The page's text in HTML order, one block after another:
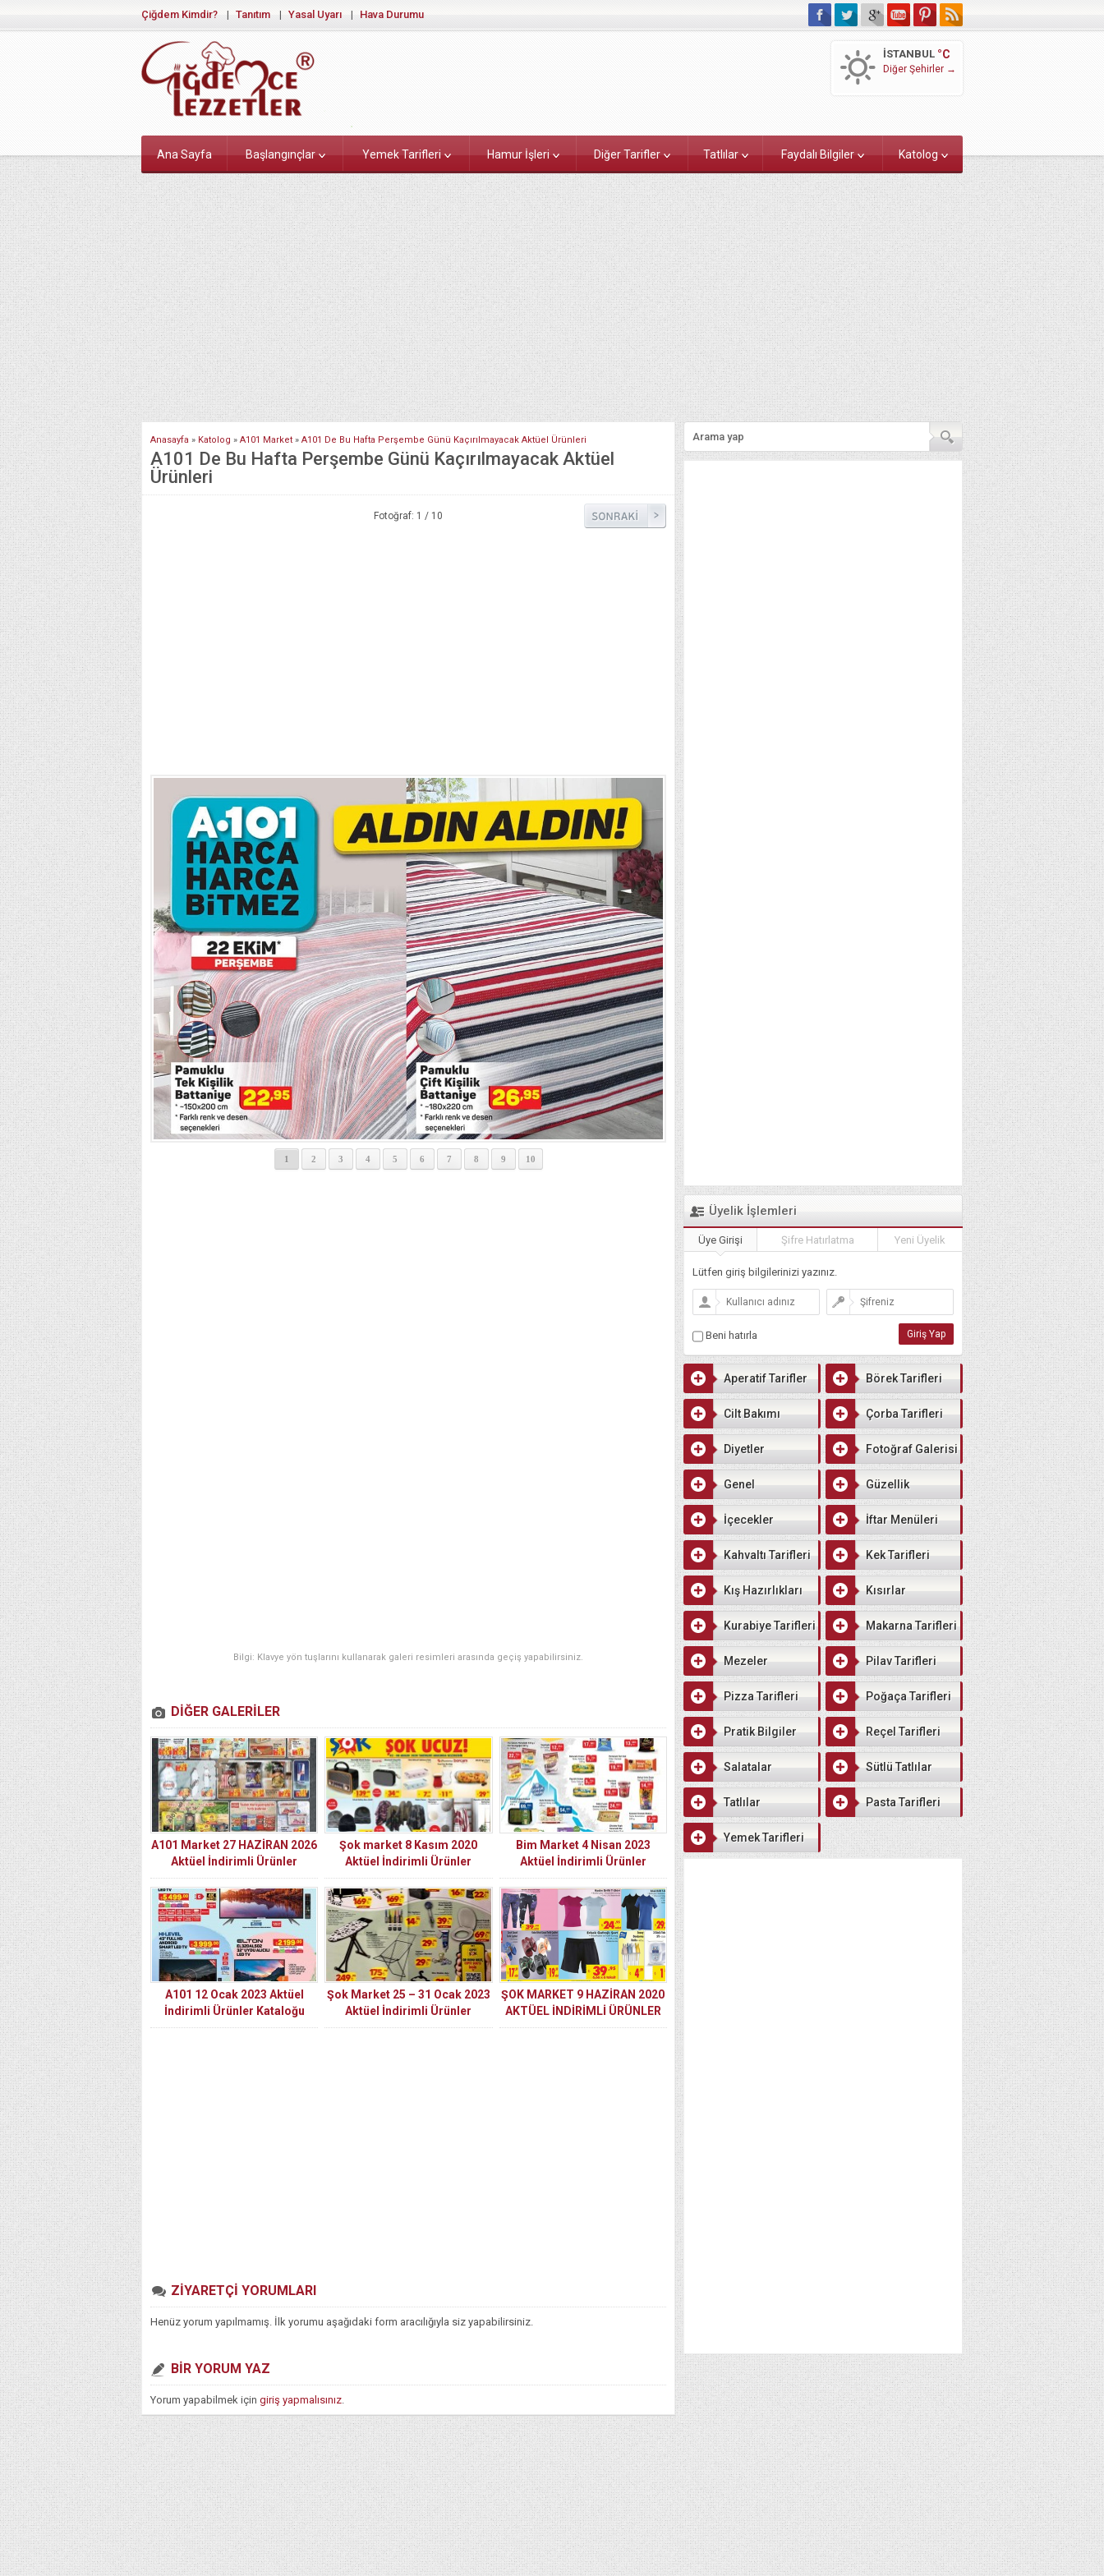
Çiğdem Kimdir? Tanıtım Yasal Uyarı Hava Durumu
İSTANBUL °C
Diğer Şehirler →
Ana Sayfa Başlangınçlar Yemek Tarifleri Hamur İşleri Diğer Tarifler Tatlılar Faydalı Bilgiler Katolog
Anasayfa » Katolog » A101 Market » A101 De Bu Hafta Perşembe Günü Kaçırılmayacak Aktüel Ürünleri
A101 De Bu Hafta Perşembe Günü Kaçırılmayacak Aktüel
Ürünleri
Fotoğraf: 1 / 10
1 2 3 4 5 6 7 8 9 10
Bilgi: Klavye yön tuşlarını kullanarak galeri resimleri arasında geçiş yapabilirsiniz.
DİĞER GALERİLER
A101 Market 27 HAZİRAN 2026
Aktüel İndirimli Ürünler
Kataloğu
Şok market 8 Kasım 2020
Aktüel İndirimli Ürünler
Kataloğu
Bim Market 4 Nisan 2023
Aktüel İndirimli Ürünler
Kataloğu
A101 12 Ocak 2023 Aktüel
İndirimli Ürünler Kataloğu
Şok Market 25 – 31 Ocak 2023
Aktüel İndirimli Ürünler
Kataloğu
ŞOK MARKET 9 HAZİRAN 2020
AKTÜEL İNDİRİMLİ ÜRÜNLER
KATALOĞU
ZİYARETÇİ YORUMLARI
Henüz yorum yapılmamış. İlk yorumu aşağıdaki form aracılığıyla siz yapabilirsiniz.
BİR YORUM YAZ
Yorum yapabilmek için giriş yapmalısınız
Üyelik İşlemleri
Üye Girişi Şifre Hatırlatma Yeni Üyelik
Lütfen giriş bilgilerinizi yazınız.
Beni hatırla
Aperatif Tarifler Börek Tarifleri
Cilt Bakımı Çorba Tarifleri
Diyetler Fotoğraf Galerisi
Genel Güzellik
İçecekler İftar Menüleri
Kahvaltı Tarifleri Kek Tarifleri
Kış Hazırlıkları Kısırlar
Kurabiye Tarifleri Makarna Tarifleri
Mezeler Pilav Tarifleri
Pizza Tarifleri Poğaça Tarifleri
Pratik Bilgiler Reçel Tarifleri
Salatalar Sütlü Tatlılar
Tatlılar Pasta Tarifleri
Yemek Tarifleri